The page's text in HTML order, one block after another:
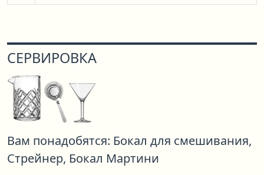
СЕРВИРОВКА
Вам понадобятся: Бокал для смешивания,
Стрейнер, Бокал Мартини